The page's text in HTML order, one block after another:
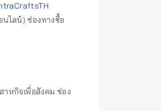
นไลน์) ช่องทางซื้อ
หกิจเพื่อสังคม ช่อง